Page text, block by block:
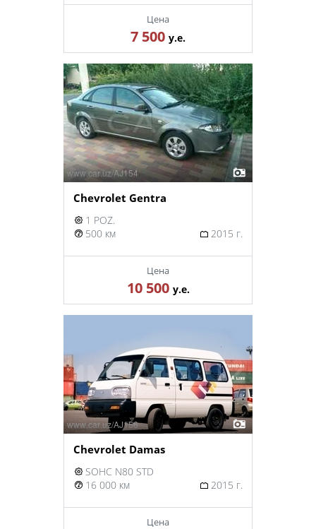
Цена
7 500 у.е.
Chevrolet Gentra
1 POZ.
500 км
2015 г.
Цена
10 500 у.е.
Chevrolet Damas
SOHC N80 STD
16 000 км
2015 г.
Цена